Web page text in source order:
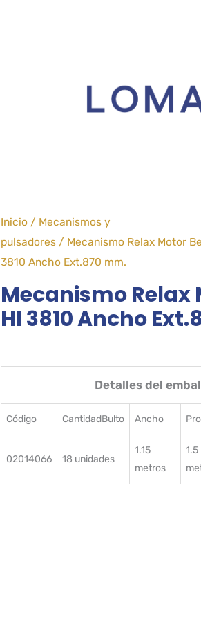
Inicio/ Mecanismos y
pulsadores/ Mecanismo Relax Motor
3810 Ancho Ext.870 mm.
Mecanismo Relax
HI 3810 Ancho
Detalles del
Código CantidadBulto Ancho
02014066 18 unidades
1.15
metros
1.5